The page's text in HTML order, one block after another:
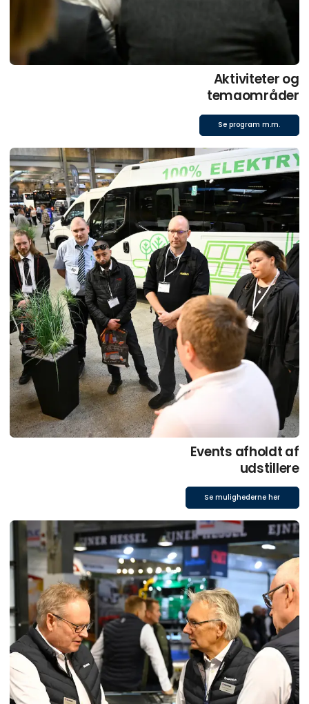
Aktiviteter og
temaområder
Se program m.m.
Events afholdt af
udstillere
Se mulighederne her